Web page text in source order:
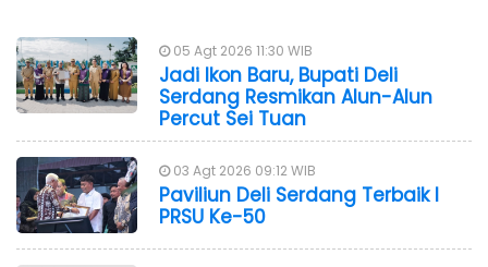
05 Agt 2026 11:30 WIB
Jadi Ikon Baru, Bupati Deli
Serdang Resmikan Alun-Alun
Percut Sei Tuan
03 Agt 2026 09:12 WIB
Paviliun Deli Serdang Terbaik I
PRSU Ke-50